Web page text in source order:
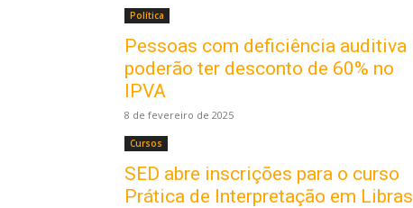
Política
Pessoas com deficiência auditiva
poderão ter desconto de 60% no
IPVA
8 de fevereiro de 2025
Cursos
SED abre inscrições para o curso
Prática de Interpretação em Libras